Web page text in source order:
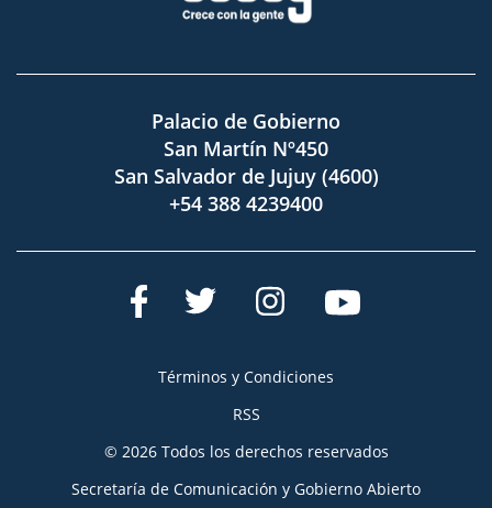
Palacio de Gobierno
San Martín Nº450
San Salvador de Jujuy (4600)
+54 388 4239400
Términos y Condiciones
RSS
© 2026 Todos los derechos reservados
Secretaría de Comunicación y Gobierno Abierto